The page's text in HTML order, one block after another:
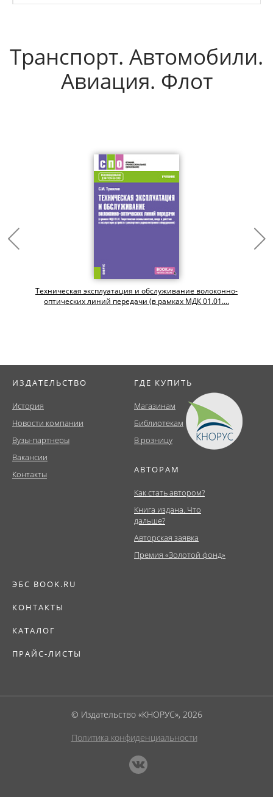
Транспорт. Автомобили.
Авиация. Флот
Техническая эксплуатация и обслуживание волоконно-
оптических линий передачи (в рамках МДК 01.01....
ИЗДАТЕЛЬСТВО
История
Новости компании
Вузы-партнеры
Вакансии
Контакты
ГДЕ КУПИТЬ
Магазинам
Библиотекам
В розницу
АВТОРАМ
Как стать автором?
Книга издана. Что
дальше?
Авторская заявка
Премия «Золотой фонд»
ЭБС BOOK.RU
КОНТАКТЫ
КАТАЛОГ
ПРАЙС-ЛИСТЫ
© Издательство «КНОРУС», 2026
Политика конфиденциальности